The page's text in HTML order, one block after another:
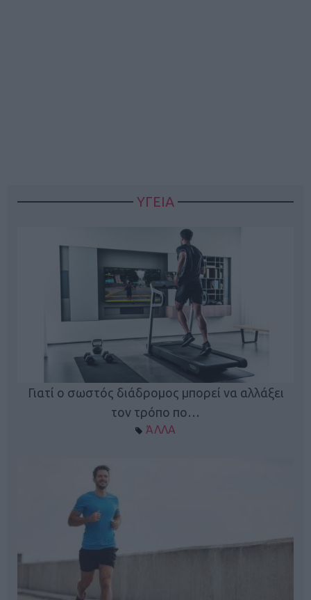
ΥΓΕΙΑ
Γιατί ο σωστός διάδρομος μπορεί να αλλάξει
τον τρόπο πο…
ΆΛΛΑ